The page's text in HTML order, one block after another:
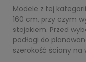
Modele z tej
160 cm, przy czym
stojakiem. Przed
podłogi do
szerokość ściany na